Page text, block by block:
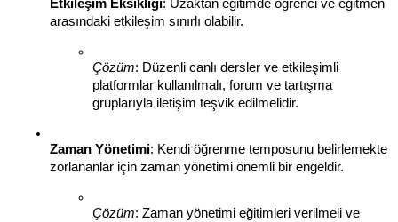
Etkileşim Eksikliği: Uzaktan eğitimde öğrenci ve eğitmen
arasındaki etkileşim sınırlı olabilir.
Çözüm: Düzenli canlı dersler ve etkileşimli
platformlar kullanılmalı, forum ve tartışma
gruplarıyla iletişim teşvik edilmelidir.
Zaman Yönetimi: Kendi öğrenme temposunu belirlemekte
zorlananlar için zaman yönetimi önemli bir engeldir.
Çözüm: Zaman yönetimi eğitimleri verilmeli ve